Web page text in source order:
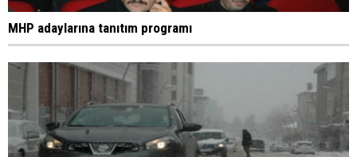
MHP adaylarına tanıtım programı